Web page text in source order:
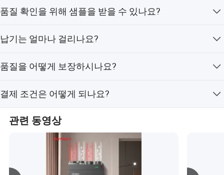
경우 소량 샘플 주문도 가능합니다.
품질 확인을 위해 샘플을 받을 수 있나요?
납기는 얼마나 걸리나요?
량 주문의 경우, 15~25일 소요됩니다.
품질을 어떻게 보장하시나요?
인 사후 지원 시스템을 통해 책임을 다합니다.
결제 조건은 어떻게 되나요?
관련 동영상